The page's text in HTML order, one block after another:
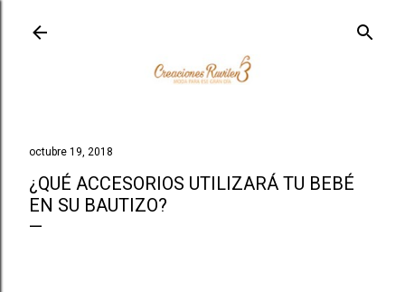
octubre 19, 2018
¿QUÉ ACCESORIOS UTILIZARÁ TU BEBÉ
EN SU BAUTIZO?